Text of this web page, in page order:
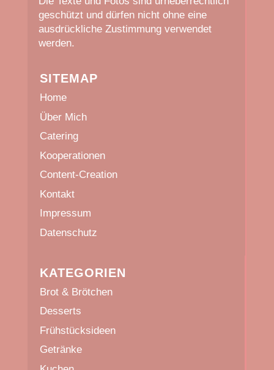
geschützt und dürfen nicht ohne eine
ausdrückliche Zustimmung verwendet
werden.
SITEMAP
Home
Über Mich
Catering
Kooperationen
Content-Creation
Kontakt
Impressum
Datenschutz
KATEGORIEN
Brot & Brötchen
Desserts
Frühstücksideen
Getränke